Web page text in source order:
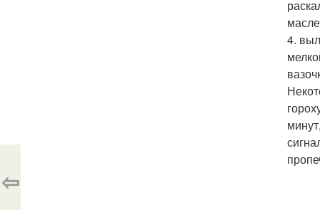
4.
⇦